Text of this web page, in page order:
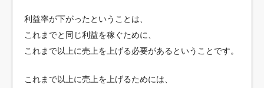
利益率が下がったということは、
これまでと同じ利益を稼ぐために、
これまで以上に売上を上げる必要があるということです。
これまで以上に売上を上げるためには、